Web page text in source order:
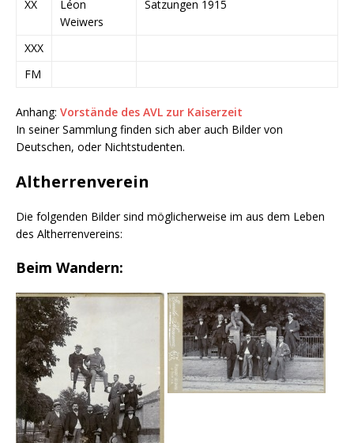
XX
Léon
Weiwers
Satzungen 1915
XXX
FM
Anhang: Vorstände des AVL zur Kaiserzeit
In seiner Sammlung finden sich aber auch Bilder von
Deutschen, oder Nichtstudenten.
Altherrenverein
Die folgenden Bilder sind möglicherweise im aus dem Leben
des Altherrenvereins:
Beim Wandern: